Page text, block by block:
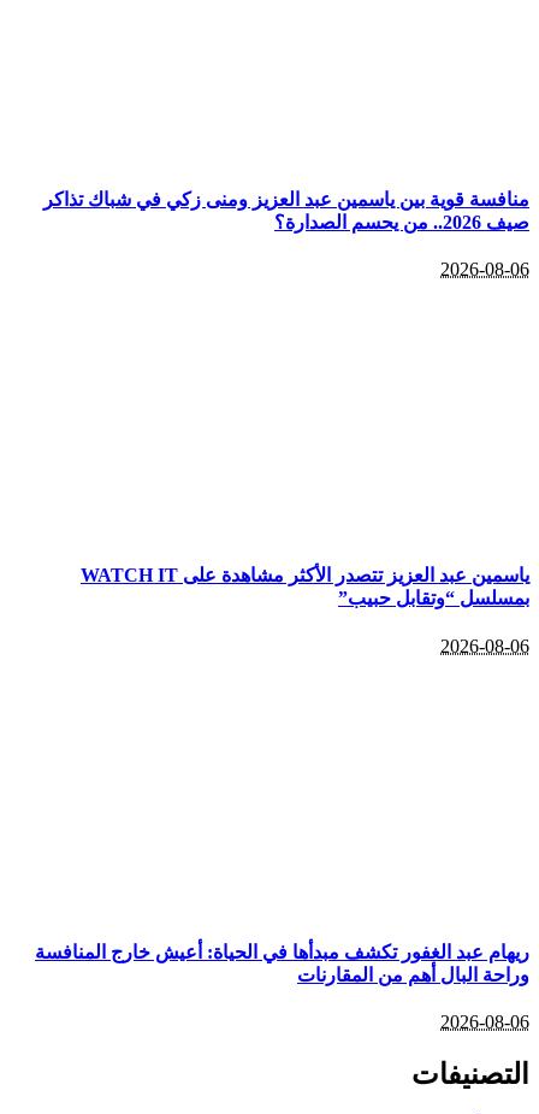
منافسة قوية بين ياسمين عبد العزيز ومنى زكي في شباك تذاكر
صيف 2026.. من يحسم الصدارة؟
2026-08-06
ياسمين عبد العزيز تتصدر الأكثر مشاهدة على WATCH IT
بمسلسل “وتقابل حبيب”
2026-08-06
ريهام عبد الغفور تكشف مبدأها في الحياة: أعيش خارج المنافسة
وراحة البال أهم من المقارنات
2026-08-06
التصنيفات